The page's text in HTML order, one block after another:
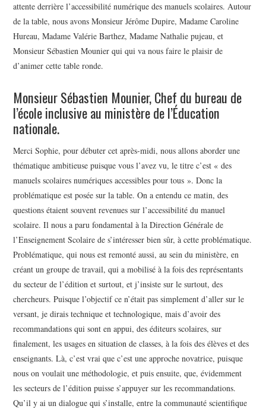
attente derrière l’accessibilité numérique des manuels scolaires. Autour
de la table, nous avons Monsieur Jérôme Dupire, Madame Caroline
Hureau, Madame Valérie Barthez, Madame Nathalie pujeau, et
Monsieur Sébastien Mounier qui qui va nous faire le plaisir de
d’animer cette table ronde.
Monsieur Sébastien Mounier, Chef du bureau de
l’école inclusive au ministère de l’Éducation
nationale.
Merci Sophie, pour débuter cet après-midi, nous allons aborder une
thématique ambitieuse puisque vous l’avez vu, le titre c’est « des
manuels scolaires numériques accessibles pour tous ». Donc la
problématique est posée sur la table. On a entendu ce matin, des
questions étaient souvent revenues sur l’accessibilité du manuel
scolaire. Il nous a paru fondamental à la Direction Générale de
l’Enseignement Scolaire de s’intéresser bien sûr, à cette problématique.
Problématique, qui nous est remonté aussi, au sein du ministère, en
créant un groupe de travail, qui a mobilisé à la fois des représentants
du secteur de l’édition et surtout, et j’insiste sur le surtout, des
chercheurs. Puisque l’objectif ce n’était pas simplement d’aller sur le
versant, je dirais technique et technologique, mais d’avoir des
recommandations qui sont en appui, des éditeurs scolaires, sur
finalement, les usages en situation de classes, à la fois des élèves et des
enseignants. Là, c’est vrai que c’est une approche novatrice, puisque
nous on voulait une méthodologie, et puis ensuite, que, évidemment
les secteurs de l’édition puisse s’appuyer sur les recommandations.
Qu’il y ai un dialogue qui s’installe, entre la communauté scientifique